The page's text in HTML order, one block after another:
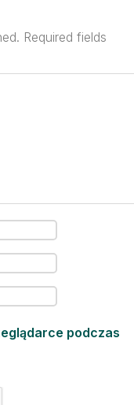
Required fields
podczas